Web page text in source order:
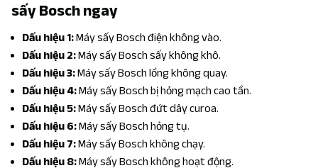
sấy Bosch ngay
Dấu hiệu 1:Máy sấy Bosch điện không vào.
Dấu hiệu 2:Máy sấy Bosch sấy không khô.
Dấu hiệu 3:Máy sấy Bosch lồng không quay.
Dấu hiệu 4:Máy sấy Bosch bị hỏng mạch cao tần.
Dấu hiệu 5:Máy sấy Bosch đứt dây curoa.
Dấu hiệu 6:Máy sấy Bosch hỏng tụ.
Dấu hiệu 7:Máy sấy Bosch không chạy.
Dấu hiệu 8:Máy sấy Bosch không hoạt động.